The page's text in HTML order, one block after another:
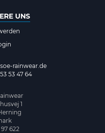
UNS
rainwear.de
53 47 64
1
622